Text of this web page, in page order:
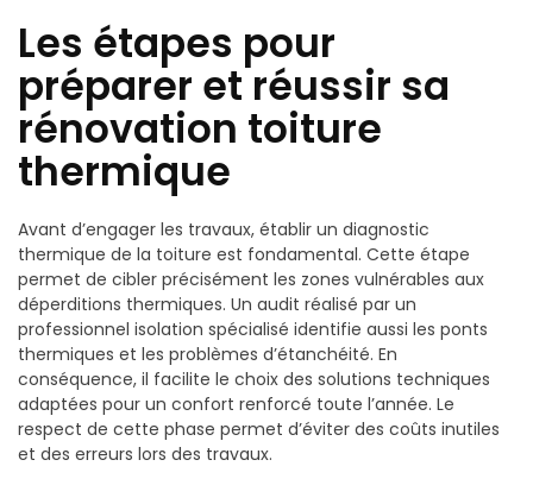
Les étapes pour
préparer et réussir sa
rénovation toiture
thermique
Avant d’engager les travaux, établir un diagnostic
thermique de la toiture est fondamental. Cette étape
permet de cibler précisément les zones vulnérables aux
déperditions thermiques. Un audit réalisé par un
professionnel isolation spécialisé identifie aussi les ponts
thermiques et les problèmes d’étanchéité. En
conséquence, il facilite le choix des solutions techniques
adaptées pour un confort renforcé toute l’année. Le
respect de cette phase permet d’éviter des coûts inutiles
et des erreurs lors des travaux.